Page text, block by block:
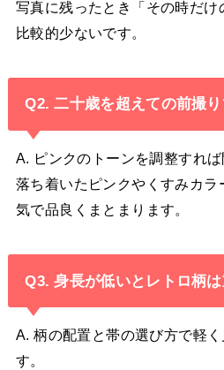
写真に残ったとき「その時だ
比較的少ないです。
Q2. 二十歳を超えての前撮
A. ピンクのトーンを調整すれば
落ち着いたピンクやくすみカ
気で品良くまとまります。
Q3. 身長が低いとレトロ柄
A. 柄の配置と帯の選び方で軽
す。